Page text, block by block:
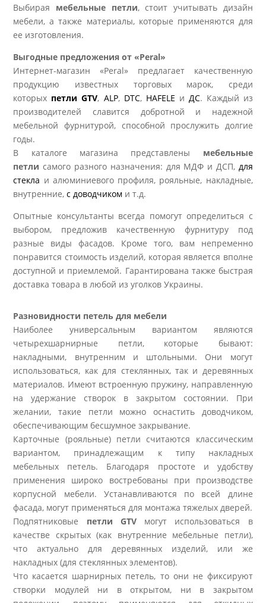
Выбирая мебельные петли, стоит учитывать дизайн
мебели, а также материалы, которые применяются для
ее изготовления.
Выгодные предложения от «Peral»
Интернет-магазин «Peral» предлагает качественную
продукцию известных торговых марок, среди
которых петли GTV, ALP, DTC, HAFELE и ДС. Каждый из
производителей славится добротной и надежной
мебельной фурнитурой, способной прослужить долгие
годы.
В каталоге магазина представлены мебельные
петли самого разного назначения: для МДФ и ДСП, для
стекла и алюминиевого профиля, рояльные, накладные,
внутренние,с доводчиком и т.д.
Опытные консультанты всегда помогут определиться с
выбором, предложив качественную фурнитуру под
разные виды фасадов. Кроме того, вам непременно
понравится стоимость изделий, которая является вполне
доступной и приемлемой. Гарантирована также быстрая
доставка товара в любой из уголков Украины.
Разновидности петель для мебели
Наиболее универсальным вариантом являются
четырехшарнирные петли, которые бывают:
накладными, внутренним и штольными. Они могут
использоваться, как для стеклянных, так и деревянных
материалов. Имеют встроенную пружину, направленную
на удержание створок в закрытом состоянии. При
желании, такие петли можно оснастить доводчиком,
обеспечивающим бесшумное закрывание.
Карточные (рояльные) петли считаются классическим
вариантом, принадлежащим к типу накладных
мебельных петель. Благодаря простоте и удобству
применения широко востребованы при производстве
корпусной мебели. Устанавливаются по всей длине
фасада, могут применяться для монтажа тяжелых дверей.
Подпятниковые петли GTVмогут использоваться в
качестве скрытых (как внутренние мебельные петли),
что актуально для деревянных изделий, или же
накладных (для стеклянных элементов).
Что касается шарнирных петель, то они не фиксируют
створки модулей ни в открытом, ни в закрытом